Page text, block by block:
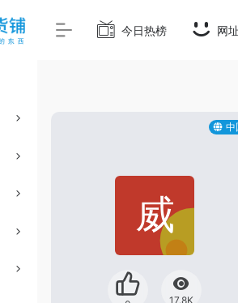
今日热榜 网
中
17.8K